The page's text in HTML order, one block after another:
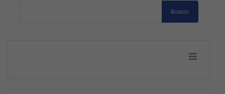
Buscar